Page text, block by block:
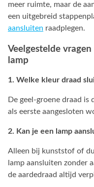
meer ruimte, maar de
een uitgebreid
aansluiten raadplegen.
Veelgestelde
lamp
1. Welke kleur draad
De geel-groene draad is
als eerste aangesloten
2. Kan je een lamp
Alleen bij kunststof of
lamp aansluiten zonder
de aardedraad altijd